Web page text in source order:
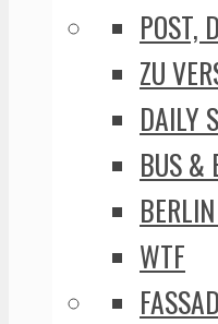
POST,
ZU
DAILY
BUS &
WTF